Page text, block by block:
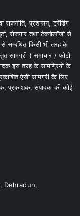
राजनीति, प्रशासन, ट्रेंडिंग
रोजगार तथा टेक्नोलॉजी से
सम्बंधित किसी भी तरह के
सामग्री ( समाचार / फोटो
इस तरह के सामग्रियों के
ऐसी सामग्री के लिए
प्रकाशक, संपादक की कोई
Dehradun,